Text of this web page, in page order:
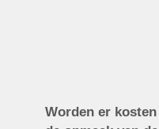
Worden er